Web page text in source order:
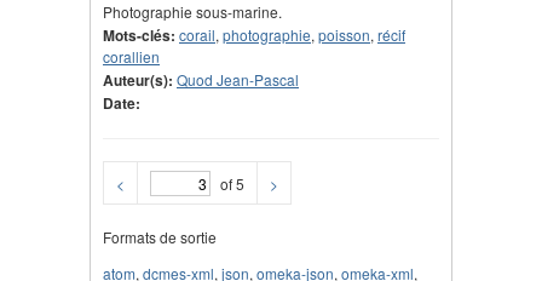
Photographie sous-marine.
Mots-clés: corail,photographie,poisson,récif
corallien
Auteur(s): Quod Jean-Pascal
Date:
< of 5 >
Formats de sortie
atom, dcmes-xml, json, omeka-json, omeka-xml,